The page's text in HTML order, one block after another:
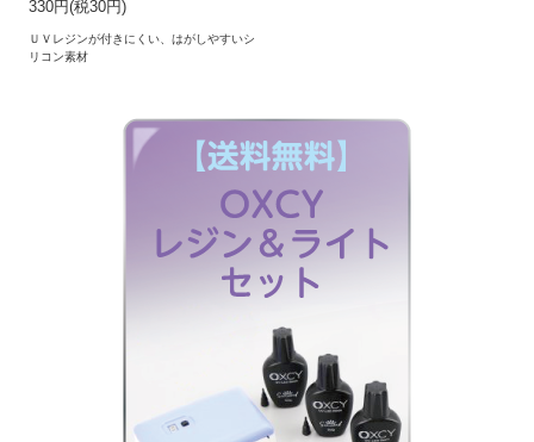
330円(税30円)
ＵＶレジンが付きにくい、はがしやすいシ
リコン素材